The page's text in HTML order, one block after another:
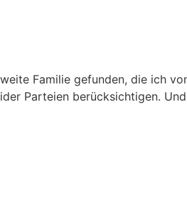
Familie gefunden, die ich
Parteien berücksichtigen.